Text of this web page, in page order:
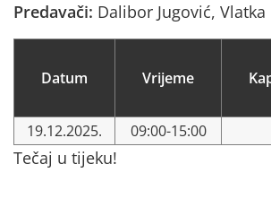
Predavači: Dalibor Jugović, Vlatka
Datum Vrijeme
19.12.2025. 09:00-15:00
Tečaj u tijeku!